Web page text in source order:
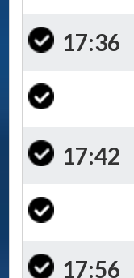
17:36
17:42
17:56